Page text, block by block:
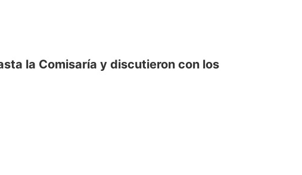
la Comisaría y discutieron con los